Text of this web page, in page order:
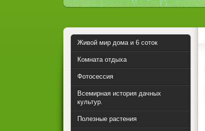
Живой мир дома и 6 соток
Комната отдыха
Фотосессия
Всемирная история дачных
культур.
Полезные растения